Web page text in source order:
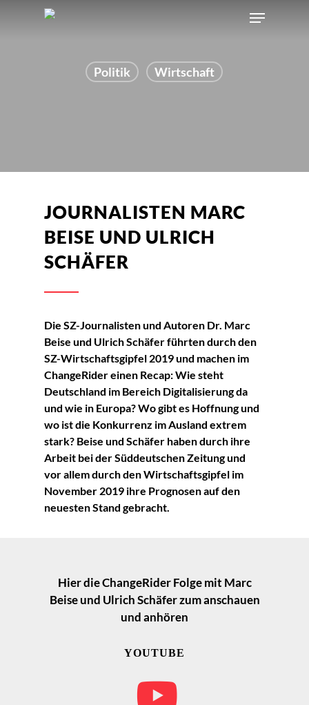
Politik Wirtschaft
JOURNALISTEN MARC
BEISE UND ULRICH
SCHÄFER
Die SZ-Journalisten und Autoren Dr. Marc
Beise und Ulrich Schäfer führten durch den
SZ-Wirtschaftsgipfel 2019 und machen im
ChangeRider einen Recap: Wie steht
Deutschland im Bereich Digitalisierung da
und wie in Europa? Wo gibt es Hoffnung und
wo ist die Konkurrenz im Ausland extrem
stark? Beise und Schäfer haben durch ihre
Arbeit bei der Süddeutschen Zeitung und
vor allem durch den Wirtschaftsgipfel im
November 2019 ihre Prognosen auf den
neuesten Stand gebracht.
Hier die ChangeRider Folge mit Marc
Beise und Ulrich Schäfer zum anschauen
und anhören
YOUTUBE